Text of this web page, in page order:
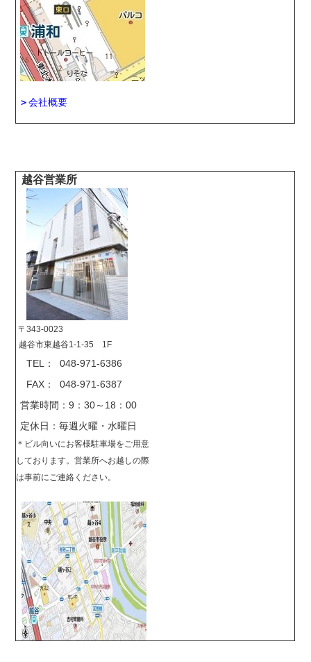
＞会社概要
越谷営業所
〒343-0023
越谷市東越谷1-1-35 1F
TEL： 048-971-6386
FAX： 048-971-6387
営業時間：9：30～18：00
定休日：毎週火曜・水曜日
＊ ビル向いにお客様駐車場をご用意
しております。営業所へお越しの際
は事前にご連絡ください。